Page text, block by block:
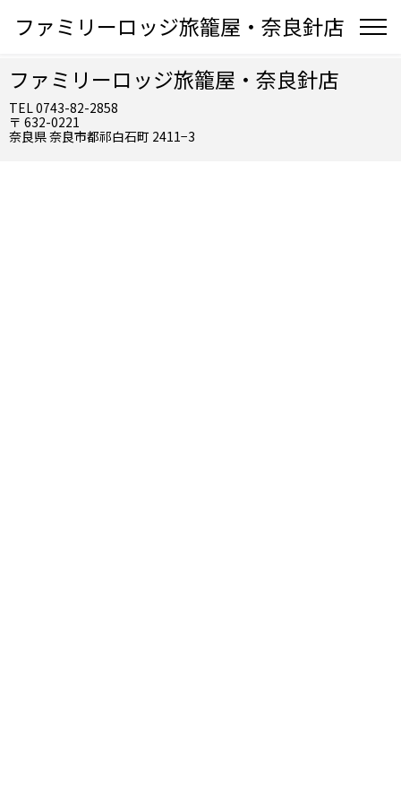
ファミリーロッジ旅籠屋・奈良針店
ファミリーロッジ旅籠屋・奈良針店
TEL 0743-82-2858
〒 632-0221
奈良県 奈良市都祁白石町 2411−3